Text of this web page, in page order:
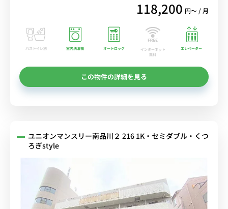
118,200 円〜 / 月
バストイレ別 室内洗濯機 オートロック
インターネット
無料
エレベーター
この物件の詳細を見る
ユニオンマンスリー南品川２ 216 1K・セミダブル・くつ
ろぎstyle